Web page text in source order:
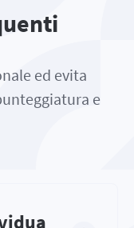
ed evita
e